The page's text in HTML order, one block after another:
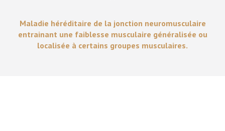
Maladie héréditaire de la jonction neuromusculaire
entrainant une faiblesse musculaire généralisée ou
localisée à certains groupes musculaires.